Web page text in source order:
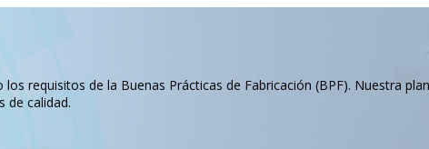
requisitos de la Buenas Prácticas de Fabricación (BPF). Nuestra
de calidad.